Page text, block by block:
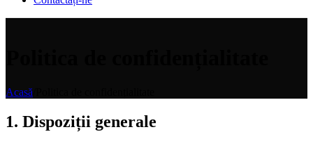
Acasă
1. Dispoziții generale